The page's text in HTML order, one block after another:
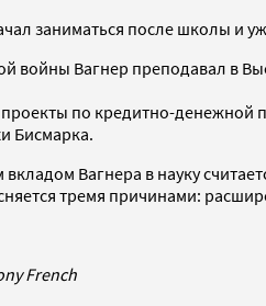
заниматься после школы и
войны Вагнер преподавал в
проекты по кредитно-
Бисмарка.
Вагнера в науку
тремя причинами:
French